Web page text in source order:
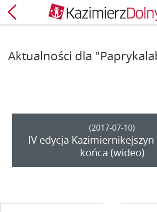
Powrót
Aktualności dla
(2017-07-10)
IV edycja Kazimiernikejszyn
końca (wideo)